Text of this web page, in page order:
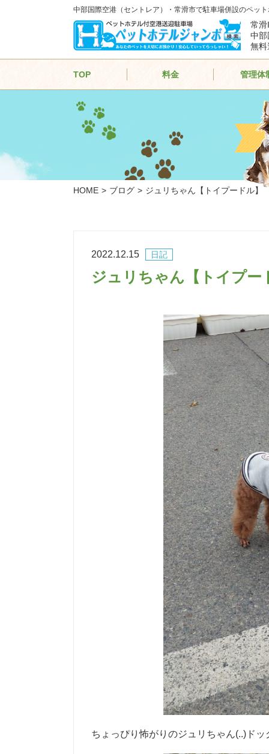
中部国際空港（セントレア）・常滑市で駐車場併設のペッ
常滑
中部
無料
TOP 料金 管理体
HOME ブログ ジュリちゃん【トイプードル】
日記
2022.12.15
ジュリちゃん【トイプー
ちょっぴり怖がりのジュリちゃん(..)ド